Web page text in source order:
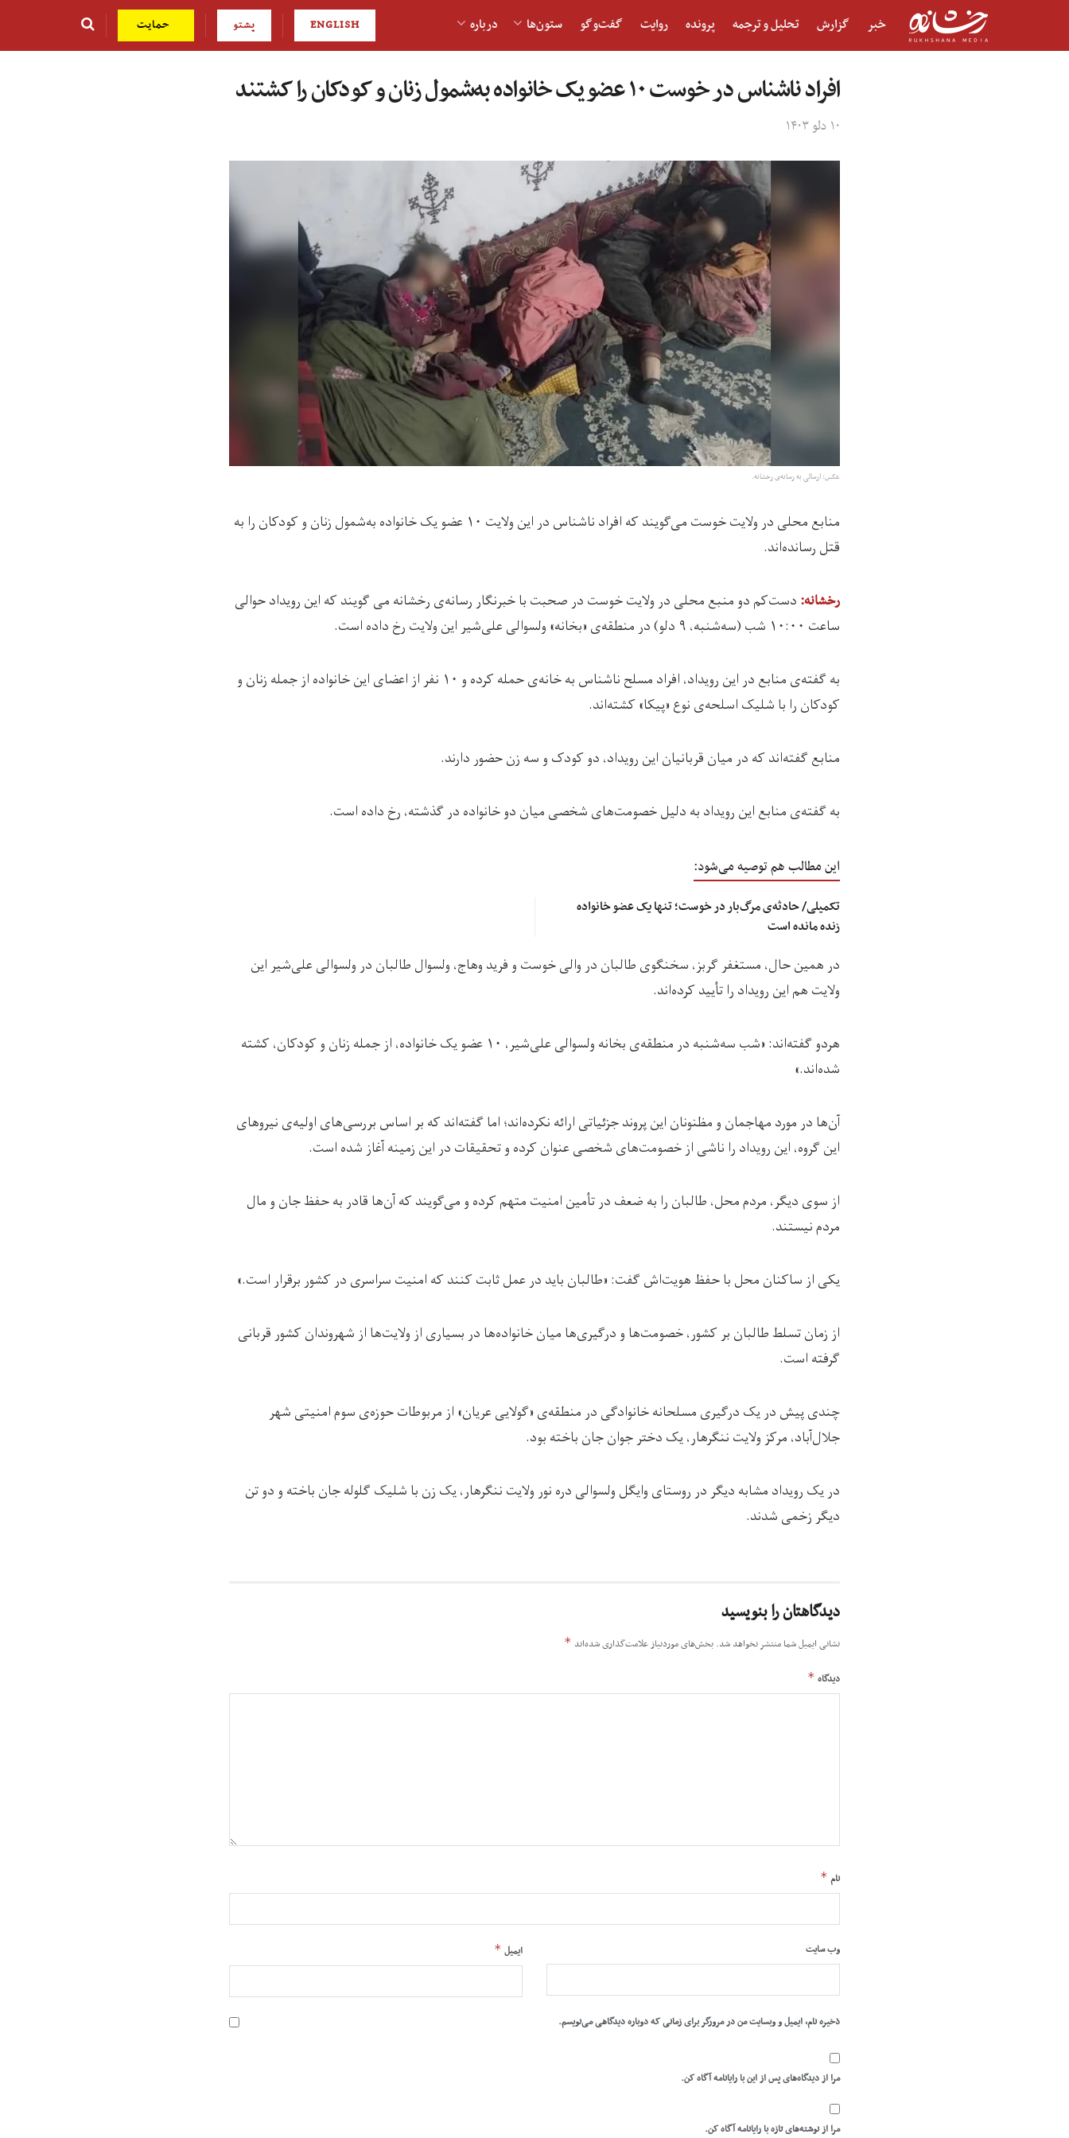
خبر گزارش تحلیل و ترجمه پرونده روایت گفت‌و‎گو ستون‌ها درباره ENGLISH پشتو حمایت
افراد ناشناس در خوست ۱۰ عضو یک خانواده به‌شمول زنان و کودکان را کشتند
۱۰ دلو ۱۴۰۳
عکس: ارسالی به رسانه‌ی رخشانه.
منابع محلی در ولایت خوست می‌گویند که افراد ناشناس در این ولایت ۱۰ عضو یک خانواده به‌شمول زنان و کودکان را به
قتل رسانده‌اند.
رخشانه: دست‌کم دو منبع محلی در ولایت خوست در صحبت با خبرنگار رسانه‌ی رخشانه می گویند که این رویداد حوالی
ساعت ۱۰:۰۰ شب (سه‌شنبه، ۹ دلو) در منطقه‌ی «بخانه» ولسوالی علی‌شیر این ولایت رخ داده است.
به گفته‌ی منابع در این رویداد، افراد مسلح ناشناس به خانه‌ی حمله کرده و ۱۰ نفر از اعضای این خانواده از جمله زنان و
کودکان را با شلیک اسلحه‌ی نوع «پیکا» کشته‌اند.
منابع گفته‌اند که در میان قربانیان این رویداد، دو کودک و سه زن حضور دارند.
به گفته‌ی منابع این رویداد به دلیل خصومت‌های شخصی میان دو خانواده در گذشته، رخ داده است.
این مطالب هم توصیه می‌شود:
تکمیلی/ حادثه‌ی مرگ‌بار در خوست؛ تنها یک عضو خانواده
زنده مانده است
در همین حال، مستغفر گربز، سخنگوی طالبان در والی خوست و فرید وهاج، ولسوال طالبان در ولسوالی علی‌شیر این
ولایت هم این رویداد را تأیید کرده‌اند.
هردو گفته‌اند: «شب سه‌شنبه در منطقه‌ی بخانه ولسوالی علی‌شیر، ۱۰ عضو یک خانواده، از جمله زنان و کودکان، کشته
شده‌اند.»
آن‌ها در مورد مهاجمان و مظنونان این پروند جزئیاتی ارائه نکرده‌اند؛ اما گفته‌اند که بر اساس بررسی‌های اولیه‌ی نیروهای
این گروه، این رویداد را ناشی از خصومت‌های شخصی عنوان کرده و تحقیقات در این زمینه آغاز شده است.
از سوی دیگر، مردم محل، طالبان را به ضعف در تأمین امنیت متهم کرده و می‌گویند که آن‌ها قادر به حفظ جان و مال
مردم نیستند.
یکی از ساکنان محل با حفظ هویت‌اش گفت: «طالبان باید در عمل ثابت کنند که امنیت سراسری در کشور برقرار است.»
از زمان تسلط طالبان بر کشور، خصومت‌ها و درگیری‌ها میان خانواده‌ها در بسیاری از ولایت‌ها از شهروندان کشور قربانی
گرفته است.
چندی پیش در یک درگیری مسلحانه خانوادگی در منطقه‌ی «گولایی عریان» از مربوطات حوزه‌ی سوم امنیتی شهر
جلال‌آباد، مرکز ولایت ننگرهار، یک دختر جوان جان باخته بود.
در یک رویداد مشابه دیگر در روستای وایگل ولسوالی دره نور ولایت ننگرهار، یک زن با شلیک گلوله جان باخته و دو تن
دیگر زخمی شدند.
دیدگاهتان را بنویسید
نشانی ایمیل شما منتشر نخواهد شد. بخش‌های موردنیاز علامت‌گذاری شده‌اند *
دیدگاه *
نام *
ایمیل * وب‌ سایت
ذخیره نام، ایمیل و وبسایت من در مرورگر برای زمانی که دوباره دیدگاهی می‌نویسم.
مرا از دیدگاه‌های پس از این با رایانامه آگاه کن.
مرا از نوشته‌های تازه با رایانامه آگاه کن.